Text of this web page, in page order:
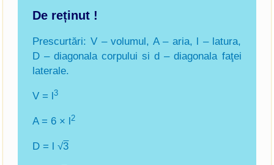
De reținut !
Prescurtări: V – volumul, A – aria, l – latura,
D – diagonala corpului si d – diagonala faţei
laterale.
V = l3
A = 6 × l2
D = l √3